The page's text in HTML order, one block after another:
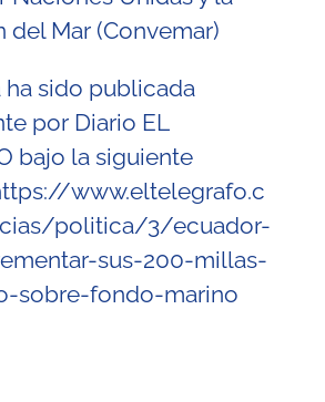
del Mar (Convemar)
ha sido publicada
por Diario EL
bajo la siguiente
www.eltelegrafo.c
politica/3/ecuador-
sus-200-millas-
sobre-fondo-marino